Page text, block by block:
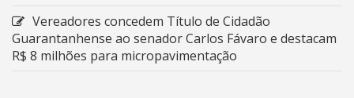
Vereadores concedem Título de Cidadão
Guarantanhense ao senador Carlos Fávaro e destacam
R$ 8 milhões para micropavimentação